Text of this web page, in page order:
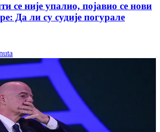
се није упалио, појавио се нови
Да ли су судије погурале